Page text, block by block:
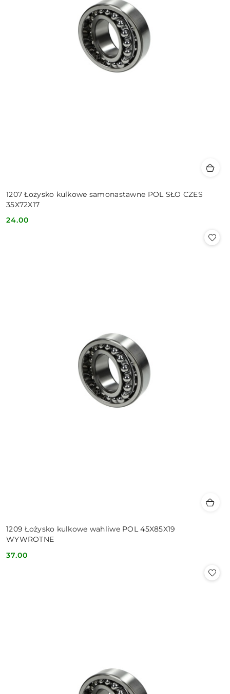
1207 Łożysko kulkowe samonastawne POL SŁO CZES
35X72X17
Cena:
24.00
1209 Łożysko kulkowe wahliwe POL 45X85X19
WYWROTNE
Cena:
37.00